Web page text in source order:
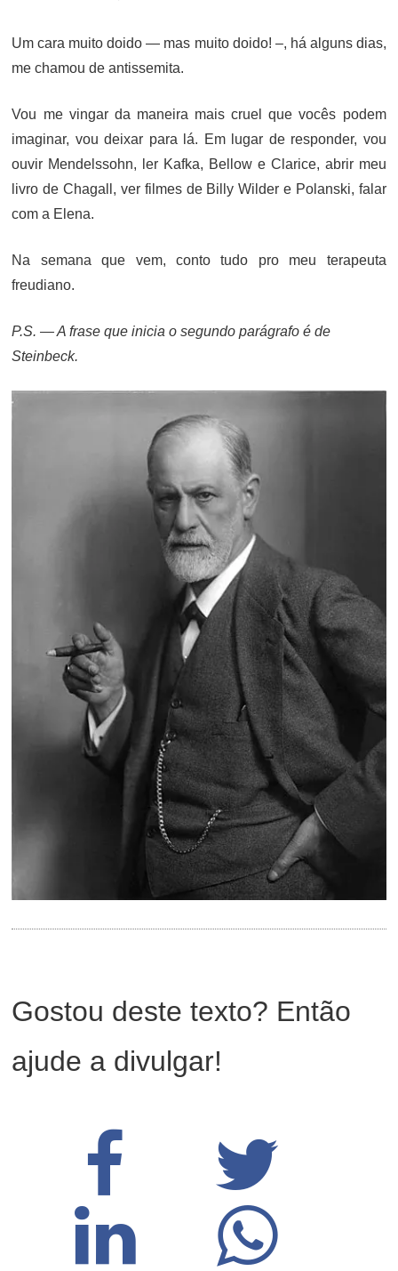
Um cara muito doido — mas muito doido! –, há alguns dias,
me chamou de antissemita.
Vou me vingar da maneira mais cruel que vocês podem
imaginar, vou deixar para lá. Em lugar de responder, vou
ouvir Mendelssohn, ler Kafka, Bellow e Clarice, abrir meu
livro de Chagall, ver filmes de Billy Wilder e Polanski, falar
com a Elena.
Na semana que vem, conto tudo pro meu terapeuta
freudiano.
P.S. — A frase que inicia o segundo parágrafo é de
Steinbeck.
Gostou deste texto? Então
ajude a divulgar!